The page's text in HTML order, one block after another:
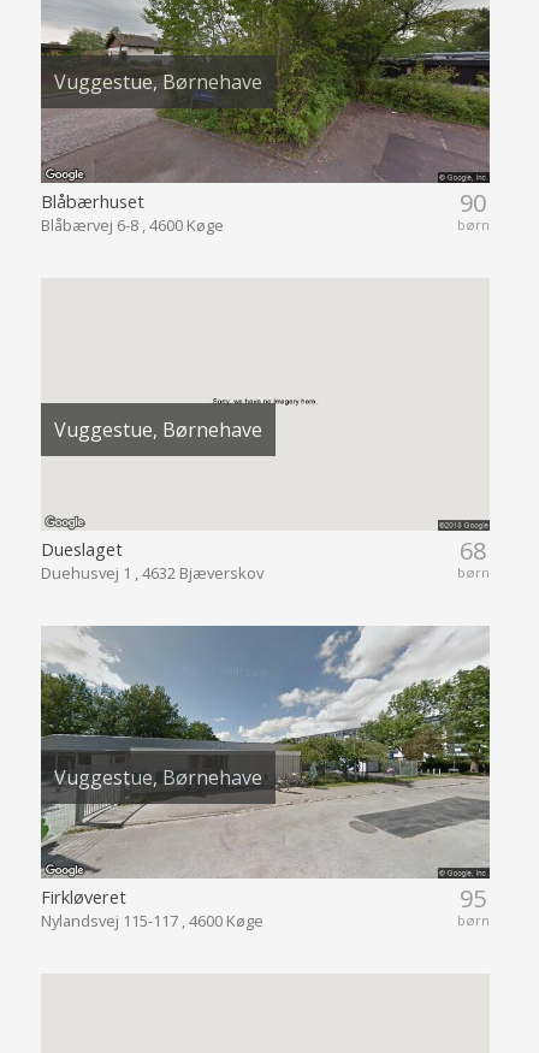
Vuggestue, Børnehave
90
børn
Blåbærhuset
Blåbærvej 6-8 , 4600 Køge
Vuggestue, Børnehave
68
børn
Dueslaget
Duehusvej 1 , 4632 Bjæverskov
Vuggestue, Børnehave
95
børn
Firkløveret
Nylandsvej 115-117 , 4600 Køge